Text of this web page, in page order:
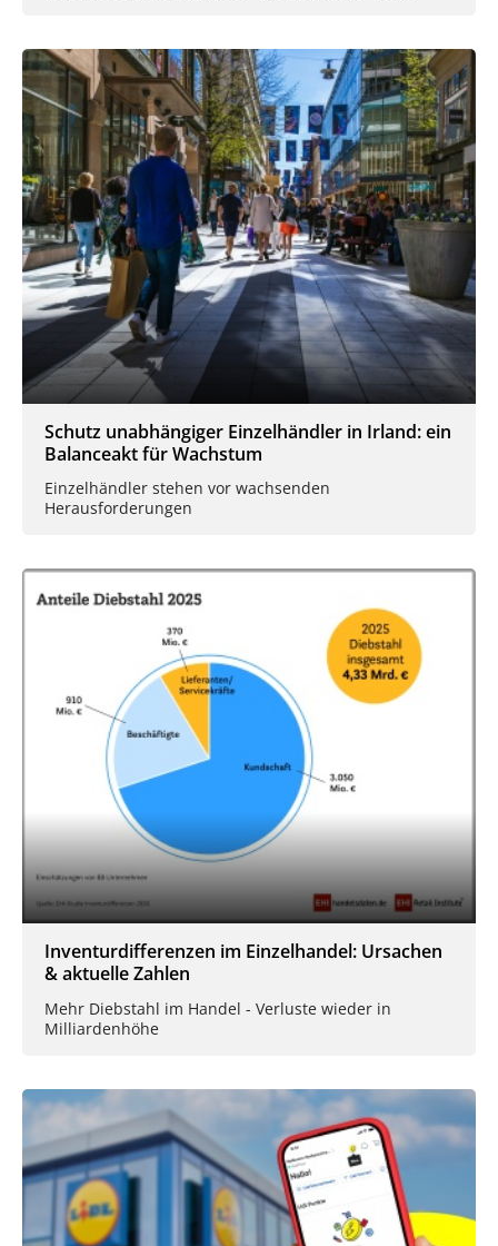
Schutz unabhängiger Einzelhändler in Irland: ein
Balanceakt für Wachstum
Einzelhändler stehen vor wachsenden
Herausforderungen
Inventurdifferenzen im Einzelhandel: Ursachen
& aktuelle Zahlen
Mehr Diebstahl im Handel - Verluste wieder in
Milliardenhöhe